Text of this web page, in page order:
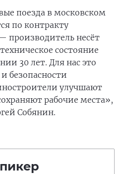
поезда в московском
по контракту
производитель несёт
состояние
30 лет. Для нас это
безопасности
улучшают
рабочие места»,
Собянин.